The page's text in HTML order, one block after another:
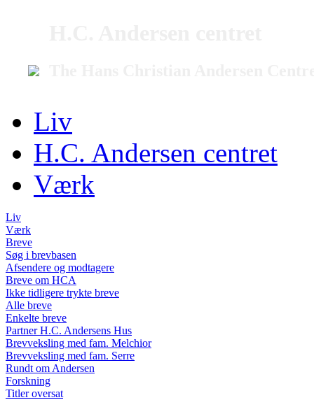
Liv
H.C. Andersen centret
Værk
Liv
Værk
Breve
Søg i brevbasen
Afsendere og modtagere
Breve om HCA
Ikke tidligere trykte breve
Alle breve
Enkelte breve
Partner H.C. Andersens Hus
Brevveksling med fam. Melchior
Brevveksling med fam. Serre
Rundt om Andersen
Forskning
Titler oversat